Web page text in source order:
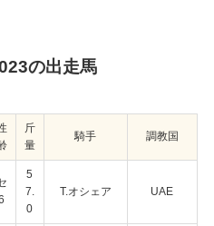
の出走馬
斤
量
騎手 調教国
5
7.
0
T.オシェア UAE